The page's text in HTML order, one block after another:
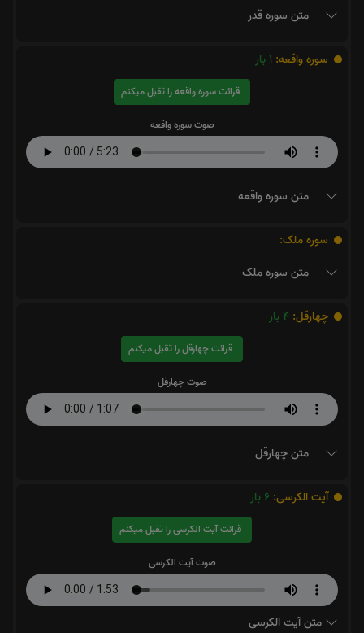
متن سوره قدر
سوره واقعه: 1 بار
قرائت سوره واقعه را تقبل میکنم
صوت سوره واقعه
متن سوره واقعه
سوره ملک:
متن سوره ملک
چهارقل: 4 بار
قرائت چهارقل را تقبل میکنم
صوت چهارقل
متن چهارقل
آیت الکرسی: 6 بار
قرائت آیت الکرسی را تقبل میکنم
صوت آیت الکرسی
متن آیت الکرسی